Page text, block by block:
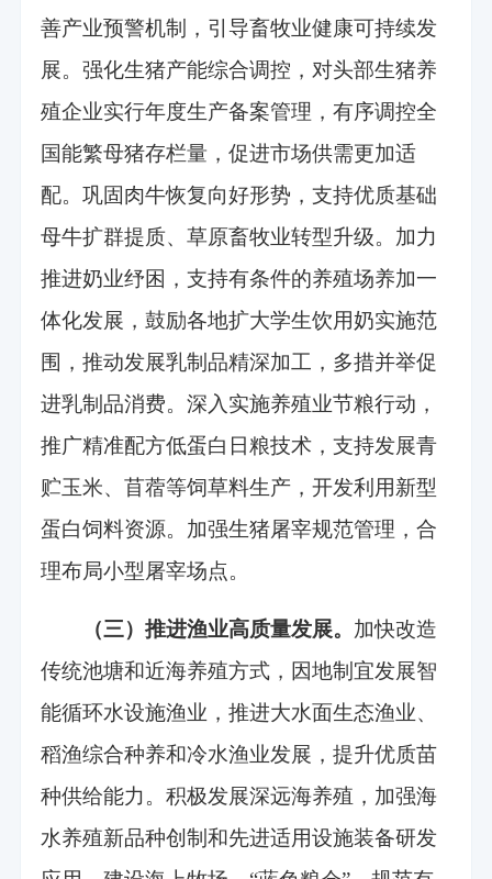
善产业预警机制，引导畜牧业健康可持续发
展。强化生猪产能综合调控，对头部生猪养
殖企业实行年度生产备案管理，有序调控全
国能繁母猪存栏量，促进市场供需更加适
配。巩固肉牛恢复向好形势，支持优质基础
母牛扩群提质、草原畜牧业转型升级。加力
推进奶业纾困，支持有条件的养殖场养加一
体化发展，鼓励各地扩大学生饮用奶实施范
围，推动发展乳制品精深加工，多措并举促
进乳制品消费。深入实施养殖业节粮行动，
推广精准配方低蛋白日粮技术，支持发展青
贮玉米、苜蓿等饲草料生产，开发利用新型
蛋白饲料资源。加强生猪屠宰规范管理，合
理布局小型屠宰场点。
（三）推进渔业高质量发展。 加快改造
传统池塘和近海养殖方式，因地制宜发展智
能循环水设施渔业，推进大水面生态渔业、
稻渔综合种养和冷水渔业发展，提升优质苗
种供给能力。积极发展深远海养殖，加强海
水养殖新品种创制和先进适用设施装备研发